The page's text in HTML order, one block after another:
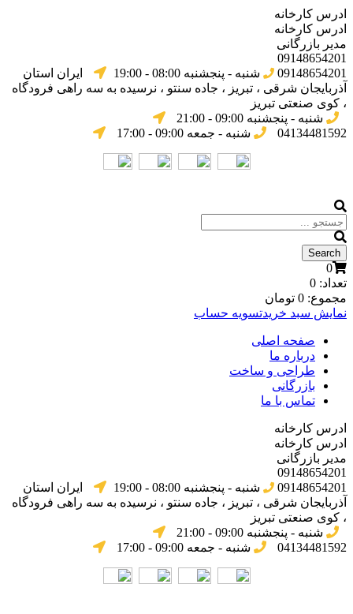
ادرس کارخانه
ادرس کارخانه
مدیر بازرگانی
09148654201
09148654201
شنبه - پنجشنبه 08:00 - 19:00
ایران استان
آذربایجان شرقی ، تبریز ، جاده سنتو ، نرسیده به سه راهی فرودگاه
، کوی صنعتی تبریز
شنبه - پنجشنبه 09:00 - 21:00
04134481592
شنبه - جمعه 09:00 - 17:00
0
تعداد: 0
مجموع: 0 تومان
نمایش سبد خریدتسویه حساب
صفحه اصلی
درباره ما
طراحی و ساخت
بازرگانی
تماس با ما
ادرس کارخانه
ادرس کارخانه
مدیر بازرگانی
09148654201
09148654201
شنبه - پنجشنبه 08:00 - 19:00
ایران استان
آذربایجان شرقی ، تبریز ، جاده سنتو ، نرسیده به سه راهی فرودگاه
، کوی صنعتی تبریز
شنبه - پنجشنبه 09:00 - 21:00
04134481592
شنبه - جمعه 09:00 - 17:00